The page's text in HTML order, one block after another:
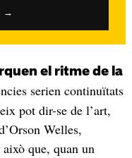
→
el ritme de la
serien continuïtats
pot dir-se de l’art,
Welles,
que, quan un